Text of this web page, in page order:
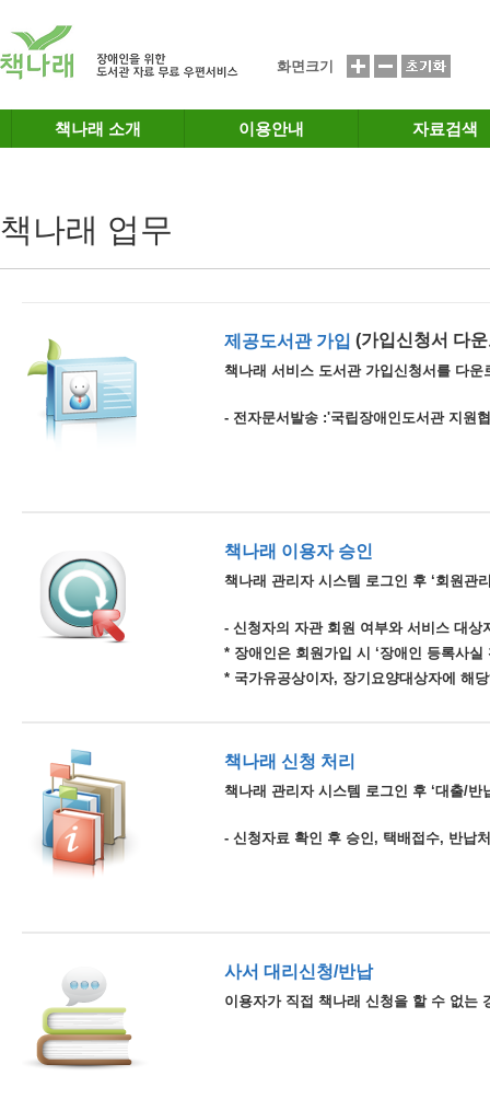
화면크기
책나래 소개 이용안내 자료검색
책나래 업무
제공도서관 가입 (가입신청서 다
책나래 서비스 도서관 가입신청서를 다
- 전자문서발송 :'국립장애인도서관 지원
책나래 이용자 승인
책나래 관리자 시스템 로그인 후 ‘회원관
- 신청자의 자관 회원 여부와 서비스 대상
* 장애인은 회원가입 시 ‘장애인 등록사
* 국가유공상이자, 장기요양대상자에 해
책나래 신청 처리
책나래 관리자 시스템 로그인 후 ‘대출/반
- 신청자료 확인 후 승인, 택배접수, 반납
사서 대리신청/반납
이용자가 직접 책나래 신청을 할 수 없는